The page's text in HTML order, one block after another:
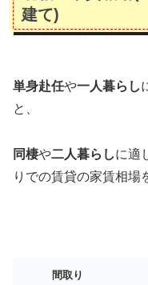
建て)
単身赴任や一人暮らし
と、
同棲や二人暮らしに適
りでの賃貸の家賃相場
間取り